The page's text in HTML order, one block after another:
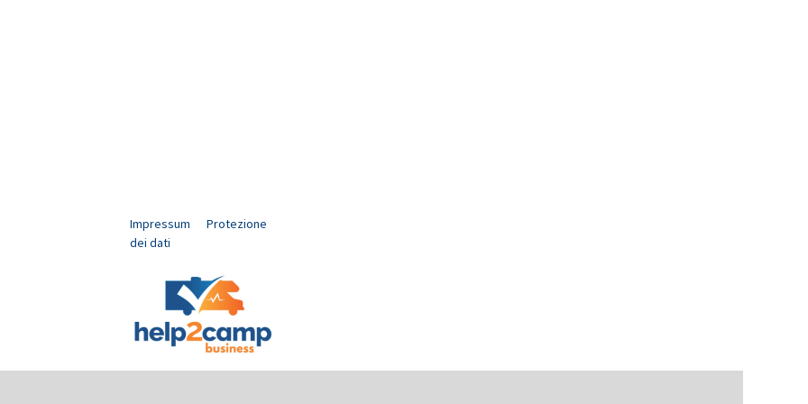
Impressum
Protezione
dei dati